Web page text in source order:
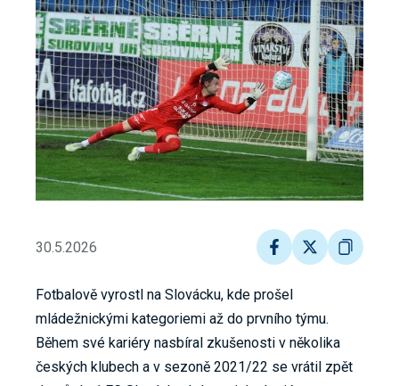
30.5.2026
Fotbalově vyrostl na Slovácku, kde prošel
mládežnickými kategoriemi až do prvního týmu.
Během své kariéry nasbíral zkušenosti v několika
českých klubech a v sezoně 2021/22 se vrátil zpět